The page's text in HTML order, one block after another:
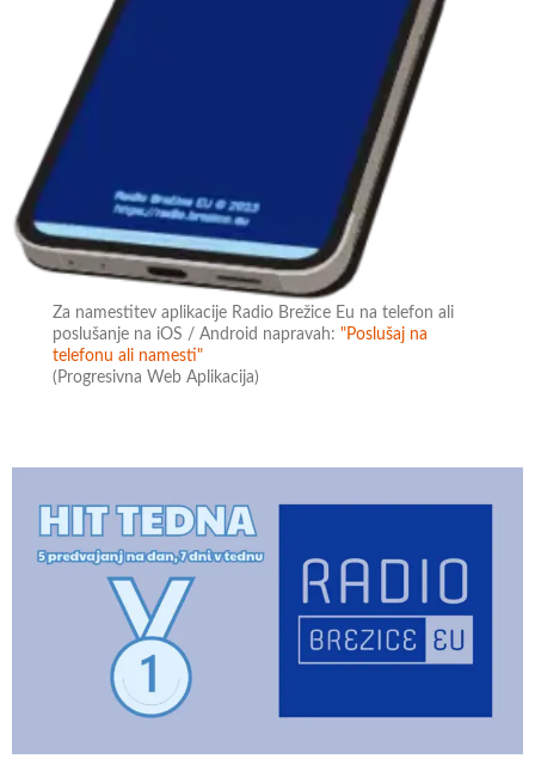
Za namestitev aplikacije Radio Brežice Eu na telefon ali
poslušanje na iOS / Android napravah:"Poslušaj na
telefonu ali namesti"
(Progresivna Web Aplikacija)